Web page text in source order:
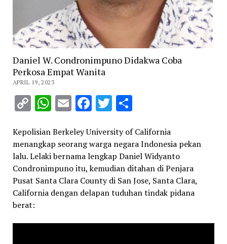
Daniel W. Condronimpuno Didakwa Coba
Perkosa Empat Wanita
APRIL 19, 2023
CopyWhatsApp
EmailFacebook
Twitter
Share
Kepolisian Berkeley University of California
menangkap seorang warga negara Indonesia pekan
lalu. Lelaki bernama lengkap Daniel Widyanto
Condronimpuno itu, kemudian ditahan di Penjara
Pusat Santa Clara County di San Jose, Santa Clara,
California dengan delapan tuduhan tindak pidana
berat: